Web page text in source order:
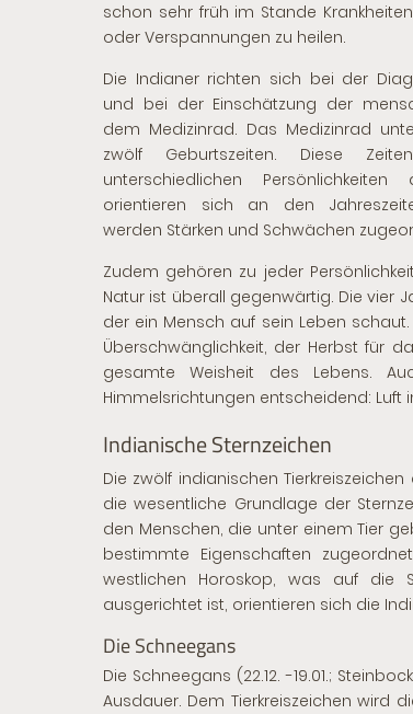
schon sehr früh im Stande
oder Verspannungen zu heilen.
Die Indianer richten sich bei der
und bei der Einschätzung der
dem Medizinrad. Das Medizinrad
zwölf Geburtszeiten. Diese
unterschiedlichen
orientieren sich an den
werden Stärken und Schwächen
Zudem gehören zu jeder
Natur ist überall gegenwärtig. Die vier
der ein Mensch auf sein Leben schaut.
Überschwänglichkeit, der Herbst für
gesamte Weisheit des Lebens.
Himmelsrichtungen entscheidend: Luft
Indianische Sternzeichen
Die zwölf indianischen
die wesentliche Grundlage der
den Menschen, die unter einem Tier
bestimmte Eigenschaften
westlichen Horoskop, was auf die
ausgerichtet ist, orientieren sich die
Die Schneegans
Die Schneegans (22.12. -19.01.;
Ausdauer. Dem Tierkreiszeichen wird